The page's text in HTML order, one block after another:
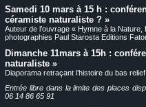
Samedi 10 mars à 15 h :
céramiste naturaliste ? »
Auteur de l’ouvrage « Hymne à la
photographies Paul Starosta Editions
Dimanche 11mars à 15h :
naturaliste »
Diaporama retraçant l’histoire du bas
Entrée libre dans la limite des places
06 14 86 65 91